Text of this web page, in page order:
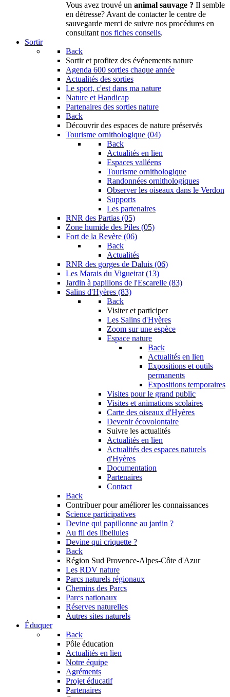
Vous avez trouvé un animal sauvage ? Il semble
en détresse? Avant de contacter le centre de
sauvegarde merci de suivre nos procédures en
consultant nos fiches conseils.
Sortir
Back
Sortir et profitez des événements nature
Agenda 600 sorties chaque année
Actualités des sorties
Le sport, c'est dans ma nature
Nature et Handicap
Partenaires des sorties nature
Back
Découvrir des espaces de nature préservés
Tourisme ornithologique (04)
Back
Actualités en lien
Espaces valléens
Tourisme ornithologique
Randonnées ornithologiques
Observer les oiseaux dans le Verdon
Supports
Les partenaires
RNR des Partias (05)
Zone humide des Piles (05)
Fort de la Revère (06)
Back
Actualités
RNR des gorges de Daluis (06)
Les Marais du Vigueirat (13)
Jardin à papillons de l'Escarelle (83)
Salins d'Hyères (83)
Back
Visiter et participer
Les Salins d'Hyères
Zoom sur une espèce
Espace nature
Back
Actualités en lien
Expositions et outils
permanents
Expositions temporaires
Visites pour le grand public
Visites et animations scolaires
Carte des oiseaux d'Hyères
Devenir écovolontaire
Suivre les actualités
Actualités en lien
Actualités des espaces naturels
d'Hyères
Documentation
Partenaires
Contact
Back
Contribuer pour améliorer les connaissances
Science participatives
Devine qui papillonne au jardin ?
Au fil des libellules
Devine qui criquette ?
Back
Région Sud Provence-Alpes-Côte d'Azur
Les RDV nature
Parcs naturels régionaux
Chemins des Parcs
Parcs nationaux
Réserves naturelles
Autres sites naturels
Éduquer
Back
Pôle éducation
Actualités en lien
Notre équipe
Agréments
Projet éducatif
Partenaires